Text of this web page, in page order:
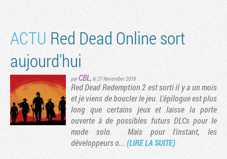
ACTU Red Dead Online sort
aujourd'hui
parCBL, le 27 November 2018
Red Dead Redemption 2 est sorti il y a un mois
et je viens de boucler le jeu. L'épilogue est plus
long que certains jeux et laisse la porte
ouverte à de possibles futurs DLCs pour le
mode solo. Mais pour l'instant, les
développeurs o...(LIRE LA SUITE)